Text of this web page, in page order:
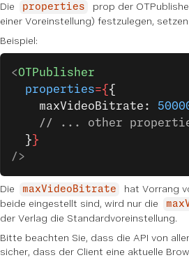
Die
properties prop der
einer Voreinstellung) festzulegen,
Beispiel:
<OTPublisher
  properties
={ {
    maxVideoBitrate:
// ... other
  }
}
/>
Die maxVideoBitrate hat Vorrang
beide eingestellt sind, wird nur die
der Verlag die Standardvoreinstellung.
Bitte beachten Sie, dass die API von
sicher, dass der Client eine aktuelle